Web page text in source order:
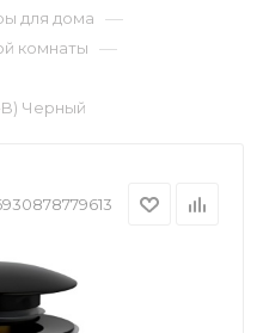
для дома —
комнаты —
Черный